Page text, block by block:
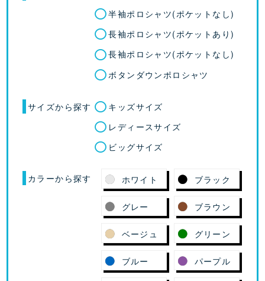
半袖ポロシャツ(ポケットなし)
長袖ポロシャツ(ポケットあり)
長袖ポロシャツ(ポケットなし)
ボタンダウンポロシャツ
サイズから探す
キッズサイズ
レディースサイズ
ビッグサイズ
カラーから探す ホワイト ブラック
グレー ブラウン
ベージュ グリーン
ブルー パープル